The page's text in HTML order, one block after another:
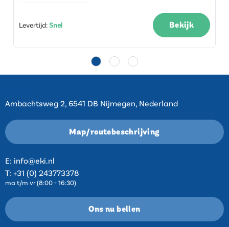
Levertijd:Snel Bekijk
Ambachtsweg 2, 6541 DB Nijmegen, Nederland
Map/routebeschrijving
E: info@eki.nl
T: +31 (0) 243773378
ma t/m vr (8:00 - 16:30)
Ons nu bellen